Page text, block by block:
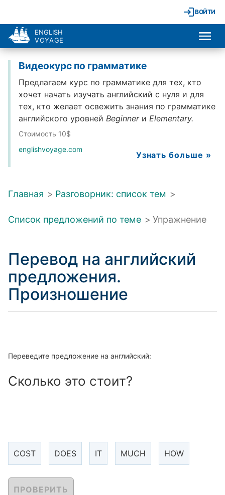
ВОЙТИ
ENGLISH
VOYAGE
Видеокурс по грамматике
Предлагаем курс по грамматике для тех, кто
хочет начать изучать английский с нуля и для
тех, кто желает освежить знания по грамматике
английского уровней Beginnerи Elementary.
Стоимость 10$
englishvoyage.com
Узнать больше »
Главная > Разговорник: список тем >
Список предложений по теме > Упражнение
Перевод на английский
предложения.
Произношение
Переведите предложение на английский:
Сколько это стоит?
COST DOES IT MUCH HOW
ПРОВЕРИТЬ